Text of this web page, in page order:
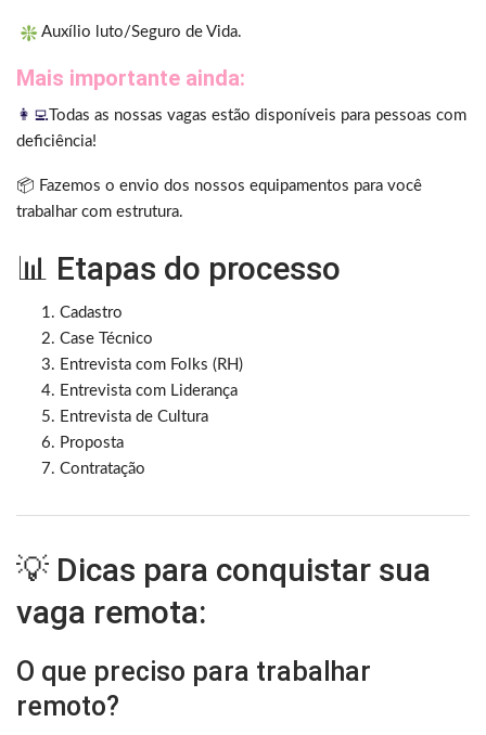
Auxílio luto/Seguro de Vida.
Mais importante ainda:
👩‍💻 Todas as nossas vagas estão disponíveis para pessoas com
deficiência!
📦 Fazemos o envio dos nossos equipamentos para você
trabalhar com estrutura.
📊 Etapas do processo
Cadastro
Case Técnico
Entrevista com Folks (RH)
Entrevista com Liderança
Entrevista de Cultura
Proposta
Contratação
💡 Dicas para conquistar sua
vaga remota:
O que preciso para trabalhar
remoto?